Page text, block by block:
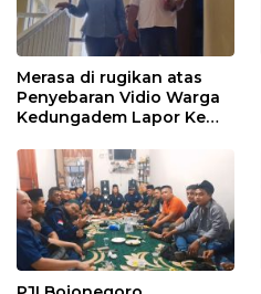
Merasa di rugikan atas
Penyebaran Vidio Warga
Kedungadem Lapor Ke